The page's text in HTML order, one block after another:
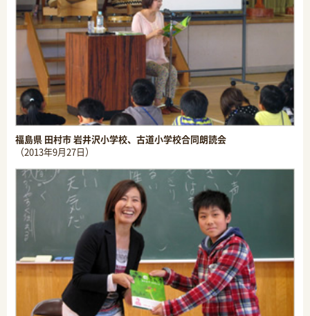
福島県 田村市 岩井沢小学校、古道小学校合同朗読会
（2013年9月27日）